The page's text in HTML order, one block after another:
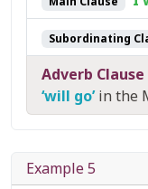
Subordinating
Adverb
‘will go’in the
Example 5